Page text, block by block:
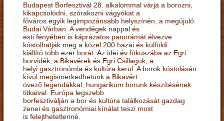
Budapest Borfesztivál 28. alkalommal várja a borozni,
kikapcsolódni, szórakozni vágyókat a
főváros egyik legimpozánsabb helyszínén, a megújuló
Budai Várban. A vendégek nappal és
esti fényében is káprázatos panorámát élvezve
kóstolhatják meg a közel 200 hazai és külföldi
kiállító több ezer borát. Az idei év fókuszába az Egri
borvidék, a Bikavérek és Egri Csillagok, a
helyi gasztronómia és kultúra kerül. A borok kóstolásán
kívül megismerkedhetünk a Bikavért
övező legendákkal, hungarikum borunk készítésének
titkaival. Európa legszebb
borfesztiválján a bor és kultúra találkozását gazdag
zenei és gasztronómiai kínálat teszi most
is felejthetetlenné.